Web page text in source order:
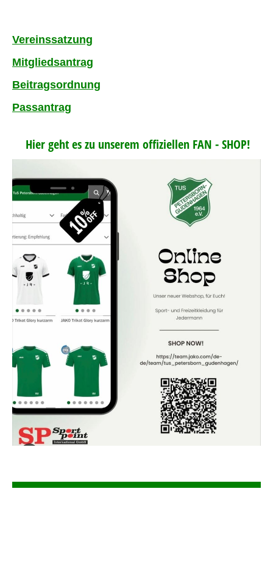
Vereinssatzung
Mitgliedsantrag
Beitragsordnung
Passantrag
Hier geht es zu unserem offiziellen FAN - SHOP!